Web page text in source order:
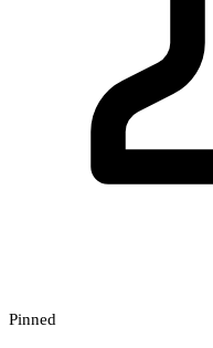
Pinned